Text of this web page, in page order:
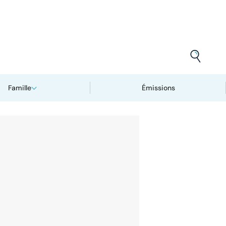
Famille Émissions